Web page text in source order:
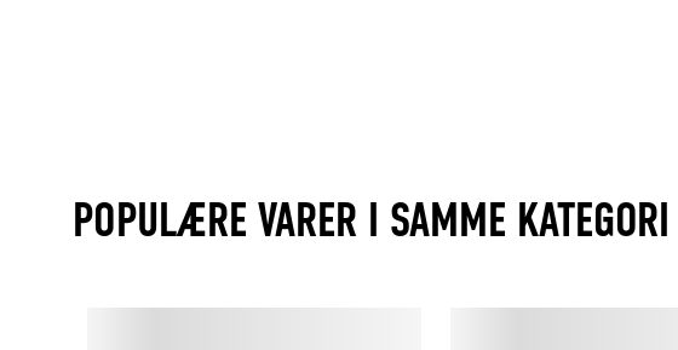
POPULÆRE VARER I SAMME KATEGORI